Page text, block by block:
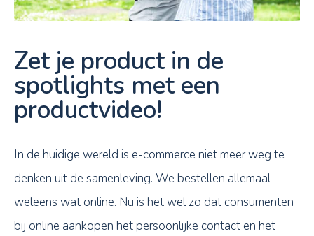
Zet je product in de
spotlights met een
productvideo!
In de huidige wereld is e-commerce niet meer weg te
denken uit de samenleving. We bestellen allemaal
weleens wat online. Nu is het wel zo dat consumenten
bij online aankopen het persoonlijke contact en het